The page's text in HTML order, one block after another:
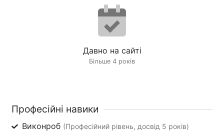
Давно на сайті
Більше 4 років
Професійні навики
Виконроб (Професійний рівень, досвід 5 років)